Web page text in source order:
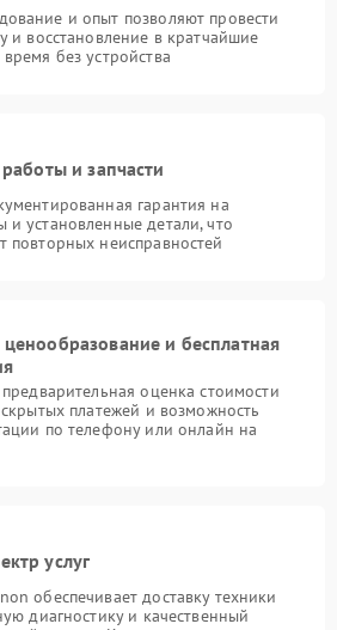
и опыт позволяют провести
и восстановление в кратчайшие
без устройства
и запчасти
гарантия на
установленные детали, что
повторных неисправностей
и бесплатная
оценка стоимости
платежей и возможность
по телефону или онлайн на
услуг
обеспечивает доставку техники
диагностику и качественный